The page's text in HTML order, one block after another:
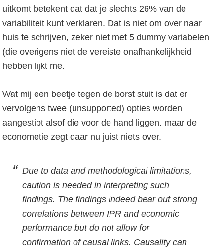
uitkomt betekent dat dat je slechts 26% van de
variabiliteit kunt verklaren. Dat is niet om over naar
huis te schrijven, zeker niet met 5 dummy variabelen
(die overigens niet de vereiste onafhankelijkheid
hebben lijkt me.
Wat mij een beetje tegen de borst stuit is dat er
vervolgens twee (unsupported) opties worden
aangestipt alsof die voor de hand liggen, maar de
econometie zegt daar nu juist niets over.
Due to data and methodological limitations,
caution is needed in interpreting such
findings. The findings indeed bear out strong
correlations between IPR and economic
performance but do not allow for
confirmation of causal links. Causality can